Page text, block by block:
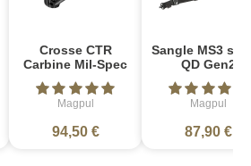
Crosse CTR
Carbine Mil-Spec
Magpul
94,50 €
Sangle MS3
QD Gen2
Magpul
87,90 €